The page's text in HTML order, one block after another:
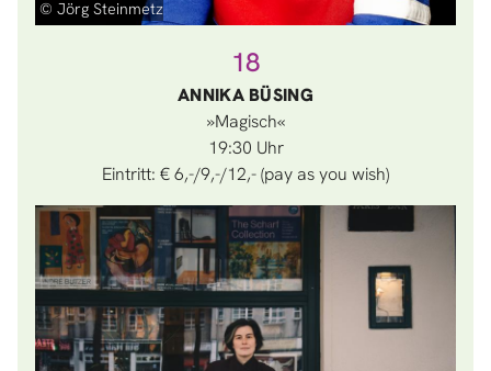
© Jörg Steinmetz
18
ANNIKA BÜSING
»Magisch«
19:30
Eintritt: € 6,-/9,-/12,- (pay as you wish)